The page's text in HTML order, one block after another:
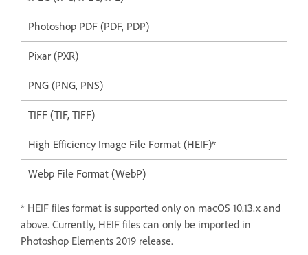
Photoshop PDF (PDF, PDP)
Pixar (PXR)
PNG (PNG, PNS)
TIFF (TIF, TIFF)
High Efficiency Image File Format (HEIF)*
Webp File Format (WebP)
* HEIF files format is supported only on macOS 10.13.x and
above. Currently, HEIF files can only be imported in
Photoshop Elements 2019 release.